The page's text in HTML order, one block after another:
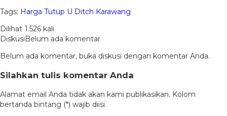
Tags: Harga Tutup U Ditch Karawang
Dilihat 1.526 kali
Diskusi Belum ada komentar
Belum ada komentar, buka diskusi dengan komentar Anda.
Silahkan tulis komentar Anda
Alamat email Anda tidak akan kami publikasikan. Kolom
bertanda bintang (*) wajib diisi.